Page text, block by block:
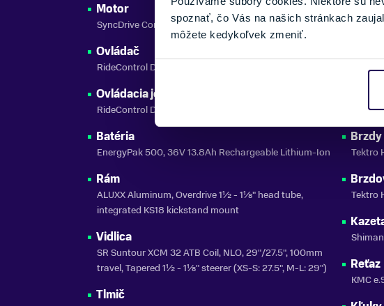
spoznať, čo Vás na našich stránkach
môžete kedykoľvek zmeniť.
Motor
SyncDrive Core, 50Nm, Powered by Yamaha
Ovládač
RideControl Dash, full color LCD screen
Ovládacia jednotka
RideControl Dash, full color LCD screen
Batéria
EnergyPak 500, 36V 13.8Ah Rechargeable Lithium-Ion
Rám
ALUXX Aluminum, Overdrive 1½ - 1⅛" head tube,
integrated KS18 kickstand mount
Vidlica
SR Suntour XCM 32 ATB Coil, NLO, 29"/27.5", 100mm
travel, Tapered 1½ - 1⅛" steerer (XS-S: 27.5", M-L: 29")
Tlmič
Pedále
Brzdy
Tektro
Tektro
Reťaz
KMC